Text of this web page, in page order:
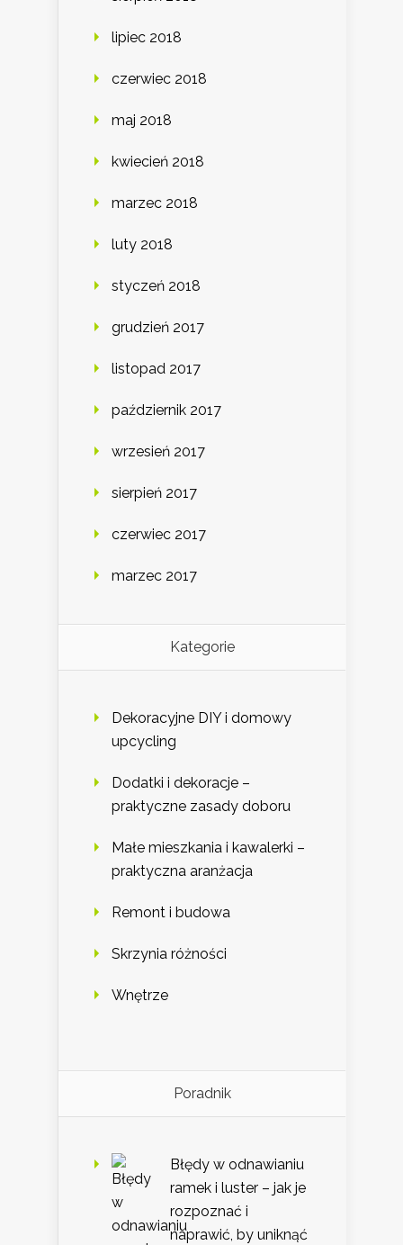
lipiec 2018
czerwiec 2018
maj 2018
kwiecień 2018
marzec 2018
luty 2018
styczeń 2018
grudzień 2017
listopad 2017
październik 2017
wrzesień 2017
sierpień 2017
czerwiec 2017
marzec 2017
Kategorie
Dekoracyjne DIY i domowy
upcycling
Dodatki i dekoracje –
praktyczne zasady doboru
Małe mieszkania i kawalerki –
praktyczna aranżacja
Remont i budowa
Skrzynia różności
Wnętrze
Poradnik
Błędy w odnawianiu
ramek i luster – jak je
rozpoznać i
naprawić, by uniknąć